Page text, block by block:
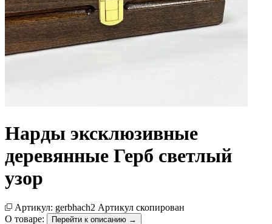
Нарды эксклюзивные
деревянные Герб светлый
узор
Артикул: gerbhach2 Артикул скопирован
О товаре:
Перейти к описанию →